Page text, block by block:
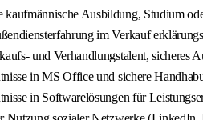
kaufmännische Ausbildung, Studium
im Verkauf
und Verhandlungstalent, sicheres
in MS Office und sichere
in Softwarelösungen für